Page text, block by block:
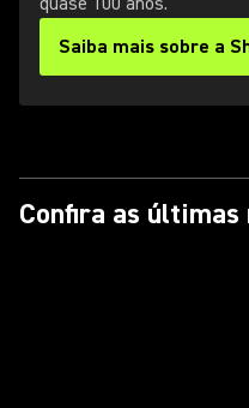
Saiba mais sobre a
Confira as últimas